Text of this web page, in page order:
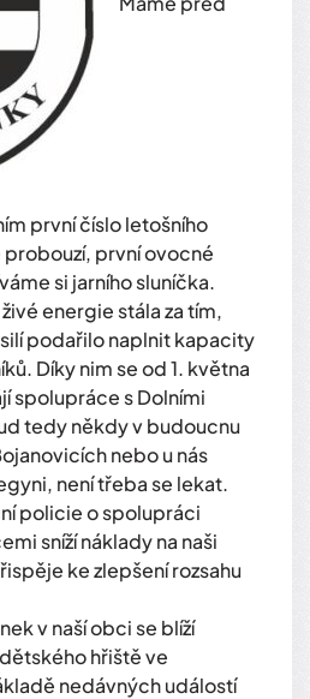
první číslo letošního
probouzí, první ovocné
si jarního sluníčka.
energie stála za tím,
podařilo naplnit kapacity
Díky nim se od 1. května
spolupráce s Dolními
tedy někdy v budoucnu
nebo u nás
není třeba se lekat.
policie o spolupráci
sníží náklady na naši
ke zlepšení rozsahu
v naší obci se blíží
hřiště ve
nedávných událostí